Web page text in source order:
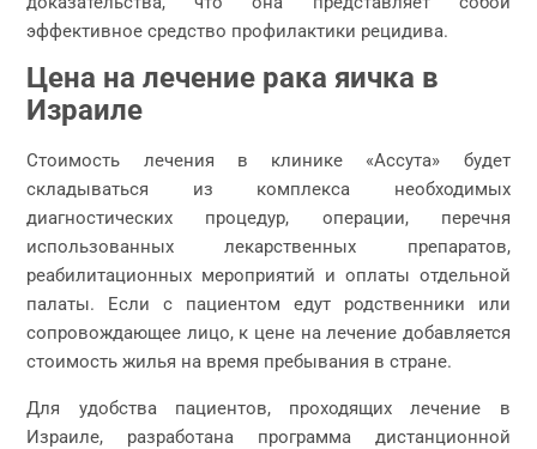
эффективное средство профилактики рецидива.
Цена на лечение рака яичка в
Израиле
Стоимость лечения в клинике «Ассута» будет
складываться из комплекса необходимых
диагностических процедур, операции, перечня
использованных лекарственных препаратов,
реабилитационных мероприятий и оплаты отдельной
палаты. Если с пациентом едут родственники или
сопровождающее лицо, к цене на лечение добавляется
стоимость жилья на время пребывания в стране.
Для удобства пациентов, проходящих лечение в
Израиле, разработана программа дистанционной